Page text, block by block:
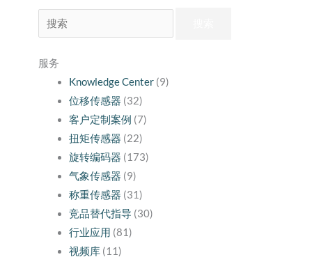
索：
服务
Knowledge Center(9)
位移传感器 (32)
客户定制案例 (7)
扭矩传感器 (22)
旋转编码器 (173)
气象传感器 (9)
称重传感器 (31)
竞品替代指导 (30)
行业应用 (81)
视频库(11)